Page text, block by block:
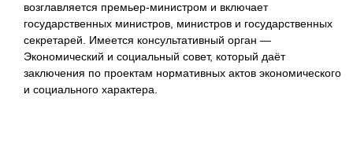
возглавляется премьер-министром и включает
государственных министров, министров и государственных
секретарей. Имеется консультативный орган —
Экономический и социальный совет, который даёт
заключения по проектам нормативных актов экономического
и социального характера.